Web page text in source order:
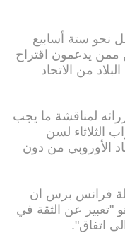
نحو ستة أسابيع
ممن يدعمون اقتراح
من الاتحاد
لمناقشة ما يجب
الثلاثاء لسن
الأوروبي من دون
فرانس برس ان
هو "تعبير عن الثقة في
اتفاق".